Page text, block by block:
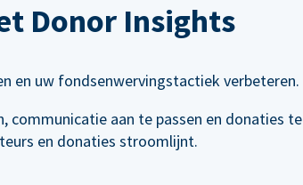
Donor Insights
en uw fondsenwervingstactiek verbeteren.
communicatie aan te passen en donaties te
en donaties stroomlijnt.